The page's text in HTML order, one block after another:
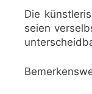
Die
seien